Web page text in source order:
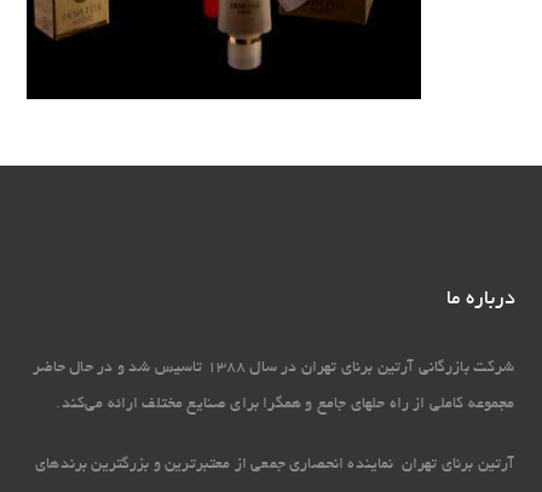
درباره ما
شرکت بازرگانی آرتین برنای تهران در سال 1388 تاسیس شد و در حال حاضر
مجموعه کاملی از راه حل‏های جامع و همگرا برای صنایع مختلف ارائه می‏‌کند.
آرتین برنای تهران نماینده انحصاری جمعی از معتبرترین و بزرگترین برندهای